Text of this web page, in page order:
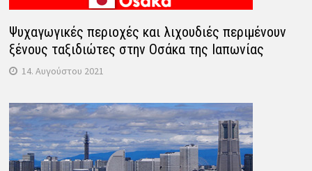
Ψυχαγωγικές περιοχές και λιχουδιές περιμένουν
ξένους ταξιδιώτες στην Οσάκα της Ιαπωνίας
14. Αυγούστου 2021